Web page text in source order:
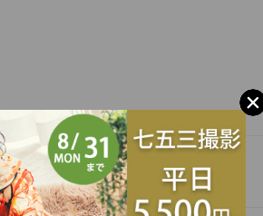
年末年始営業についてのお知らせ